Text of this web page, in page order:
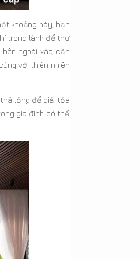
khoảng này, bạn
trong lành để thư
ngoài vào, căn
với thiên nhiên
lỏng để giải tỏa
gia đình có thể